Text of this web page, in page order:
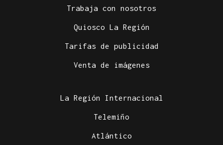
Trabaja con nosotros
Quiosco La Región
Tarifas de publicidad
Venta de imágenes
La Región Internacional
Telemiño
Atlántico